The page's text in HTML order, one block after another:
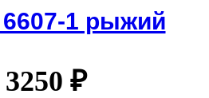
1 рыжий
3250 ₽